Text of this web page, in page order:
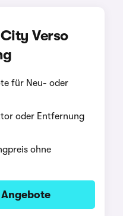
Verso
für Neu- oder
oder Entfernung
ohne